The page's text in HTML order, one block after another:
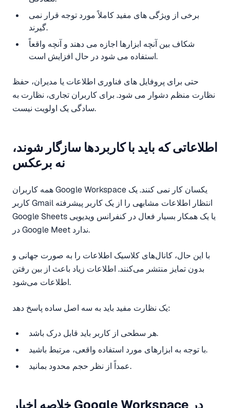
برخی از ویژگی های مفید کاملاً مورد توجه قرار نمی
گیرند.
شکاف بین آنچه ابزارها اجازه می دهند و آنچه واقعاً
استفاده می شود در حال افزایش است.
حتی برای پروفایل های فناوری اطلاعات یا مدیران، حفظ
نظارت منظم دشوار می شود. برای کاربران تجاری، نظارت به
سادگی یک اولویت نیست.
اطلاعاتی که باید با کاربردها سازگار شوند،
نه برعکس
همه کاربران Google Workspace یکسان کار نمی کنند. یک
کاربر Gmail انتظار اطلاعات مشابهی را از یک کاربر پیشرفته
Google Sheets یا یک همکار بسیار فعال در کنفرانس ویدیویی
در Google Meet ندارد.
با این حال، کانال‌های کلاسیک اطلاعات را به صورت جهانی و
بدون تمایز منتشر می‌کنند. اطلاعات زیاد باعث از بین رفتن
اطلاعات می‌شود.
یک نظارت مفید باید به سه اصل ساده پاسخ دهد:
هر سطحی از کاربر باید قابل درک باشد.
با توجه به ابزارهای مورد استفاده واقعی، مرتبط باشید.
عمداً از نظر حجم محدود بمانید.
خلاصه اخبار Google Workspace در